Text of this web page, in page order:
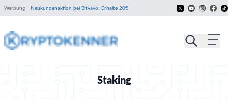
Werbung Neukundenaktion bei Bitvavo: Erhalte 20€
Staking